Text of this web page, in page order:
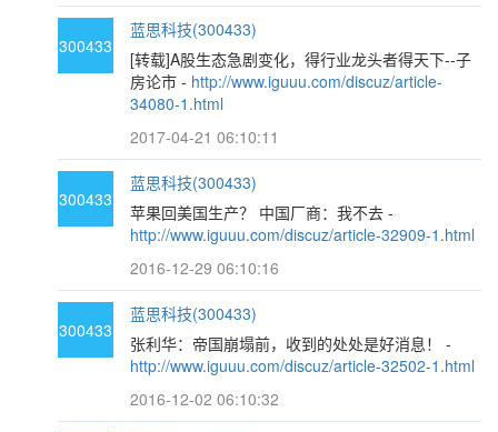
300433
蓝思科技(300433)
[转载]A股生态急剧变化，得行业龙头者得天下--子
房论市 - http://www.iguuu.com/discuz/article-
34080-1.html
2017-04-21 06:10:11
300433
蓝思科技(300433)
苹果回美国生产？ 中国厂商：我不去 -
http://www.iguuu.com/discuz/article-32909-1.html
2016-12-29 06:10:16
300433
蓝思科技(300433)
张利华：帝国崩塌前，收到的处处是好消息！ -
http://www.iguuu.com/discuz/article-32502-1.html
2016-12-02 06:10:32